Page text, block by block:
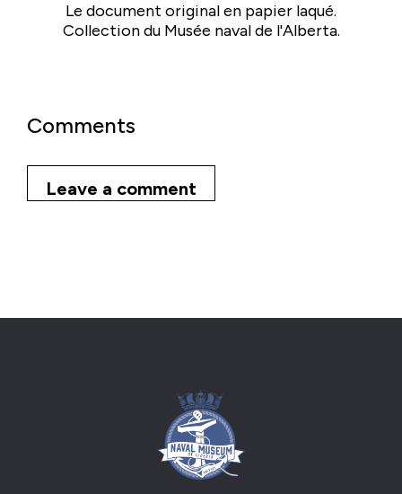
Le document original en papier laqué.
Collection du Musée naval de l'Alberta.
Comments
Leave a comment